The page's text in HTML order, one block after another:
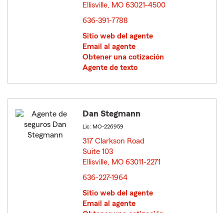
Ellisville, MO 63021-4500
636-391-7788
Sitio web del agente
Email al agente
Obtener una cotización
Agente de texto
Dan Stegmann
Lic: MO-226959
317 Clarkson Road
Suite 103
Ellisville, MO 63011-2271
636-227-1964
Sitio web del agente
Email al agente